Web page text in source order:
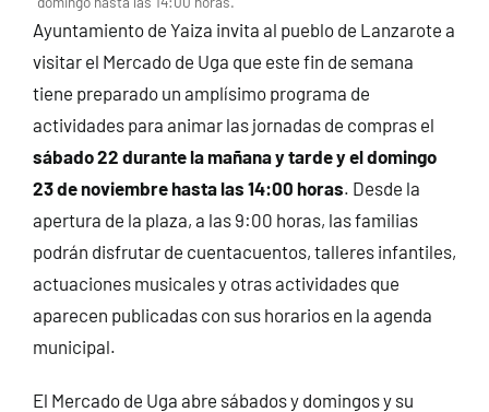
Ayuntamiento de Yaiza invita al pueblo de Lanzarote a
visitar el Mercado de Uga que este fin de semana
tiene preparado un amplísimo programa de
actividades para animar las jornadas de compras el
sábado 22 durante la mañana y tarde y el domingo
23 de noviembre hasta las 14:00 horas. Desde la
apertura de la plaza, a las 9:00 horas, las familias
podrán disfrutar de cuentacuentos, talleres infantiles,
actuaciones musicales y otras actividades que
aparecen publicadas con sus horarios en la agenda
municipal.
El Mercado de Uga abre sábados y domingos y su